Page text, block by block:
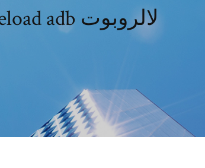
تحميل sideload adb لالروبوت